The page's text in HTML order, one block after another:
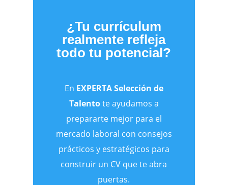
¿Tu currículum
realmente refleja
todo tu potencial?
En EXPERTA Selección de
Talentote ayudamos a
prepararte mejor para el
mercado laboral con consejos
prácticos y estratégicos para
construir un CV que te abra
puertas.